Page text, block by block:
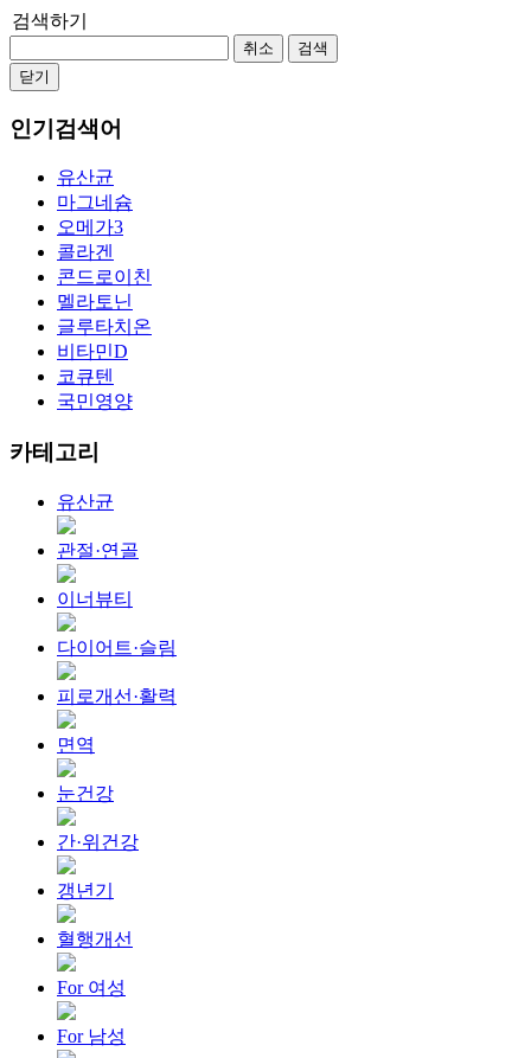
검색하기
취소
검색
닫기
인기검색어
유산균
마그네슘
오메가3
콜라겐
콘드로이친
멜라토닌
글루타치온
비타민D
코큐텐
국민영양
카테고리
유산균
관절·연골
이너뷰티
다이어트·슬림
피로개선·활력
면역
눈건강
간·위건강
갱년기
혈행개선
For 여성
For 남성